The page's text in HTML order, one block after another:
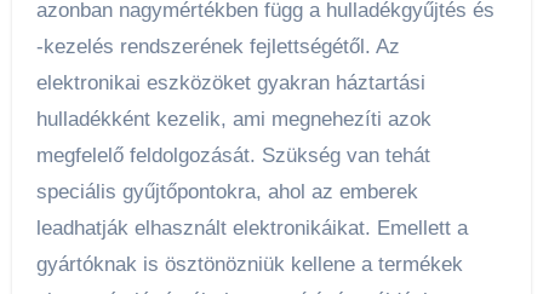
azonban nagymértékben függ a hulladékgyűjtés és
-kezelés rendszerének fejlettségétől. Az
elektronikai eszközöket gyakran háztartási
hulladékként kezelik, ami megnehezíti azok
megfelelő feldolgozását. Szükség van tehát
speciális gyűjtőpontokra, ahol az emberek
leadhatják elhasznált elektronikáikat. Emellett a
gyártóknak is ösztönözniük kellene a termékek